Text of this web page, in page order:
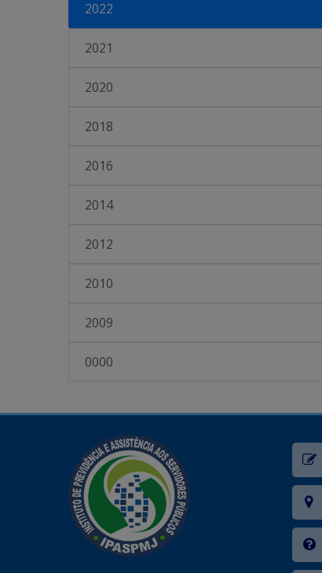
2022
2021
2020
2018
2016
2014
2012
2010
2009
0000